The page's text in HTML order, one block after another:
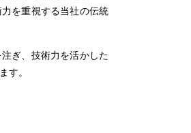
を重視する当社の伝統
ぎ、技術力を活かした
す。